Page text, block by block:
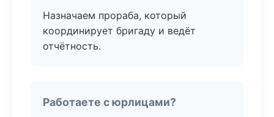
Назначаем прораба, который
координирует бригаду и ведёт
отчётность.
Работаете с юрлицами?